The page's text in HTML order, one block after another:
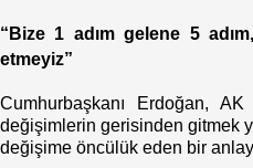
“Bize 1 adım gelene 5
etmeyiz”
Cumhurbaşkanı Erdoğan,
değişimlerin gerisinden gitmek
değişime öncülük eden bir